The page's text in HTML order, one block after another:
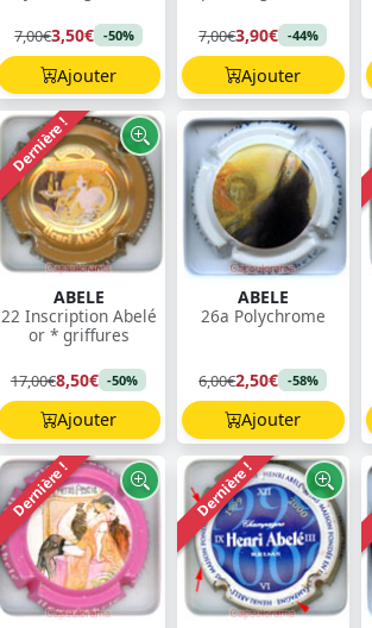
7,00€3,50€ -50%
Ajouter
7,00€3,90€ -44%
Ajouter
Dernière !
ABELE
22 Inscription Abelé
or * griffures
17,00€8,50€ -50%
Ajouter
ABELE
26a Polychrome
6,00€2,50€ -58%
Ajouter
Dernière ! Dernière !